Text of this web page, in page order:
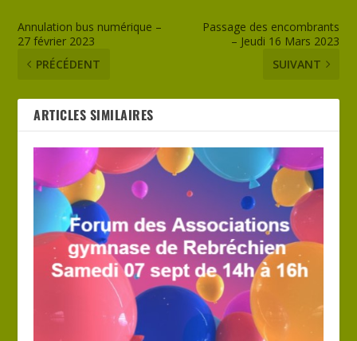
Annulation bus numérique –
27 février 2023
PRÉCÉDENT
Passage des encombrants
– Jeudi 16 Mars 2023
SUIVANT
ARTICLES SIMILAIRES